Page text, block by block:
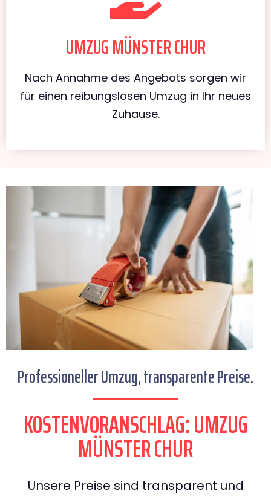
UMZUG MÜNSTER CHUR
Nach Annahme des Angebots sorgen wir
für einen reibungslosen Umzug in Ihr neues
Zuhause.
Professioneller Umzug, transparente Preise.
KOSTENVORANSCHLAG: UMZUG
MÜNSTER CHUR
Unsere Preise sind transparent und